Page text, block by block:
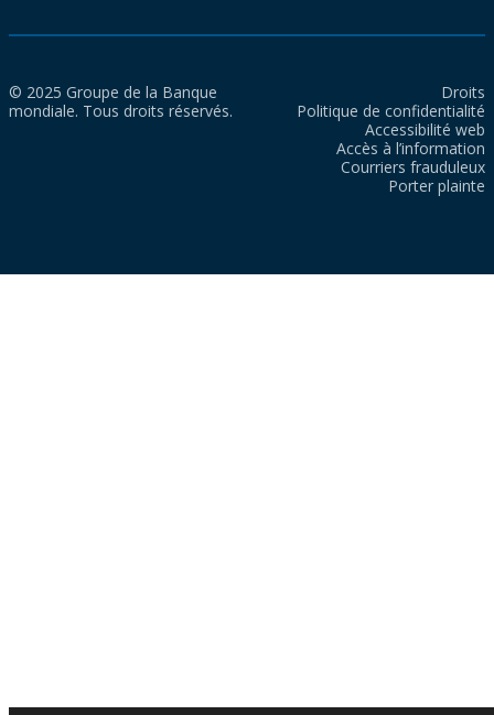
© 2025 Groupe de la Banque
mondiale. Tous droits réservés.
Droits
Politique de confidentialité
Accessibilité web
Accès à l’information
Courriers frauduleux
Porter plainte